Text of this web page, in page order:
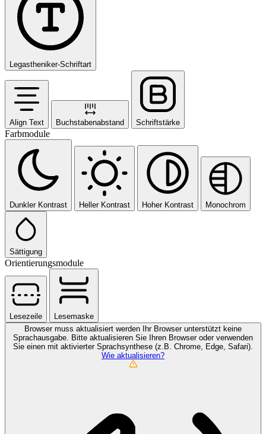
Legastheniker-Schriftart
Align Text Buchstabenabstand Schriftstärke
Farbmodule
Dunkler Kontrast Heller Kontrast Hoher Kontrast Monochrom
Sättigung
Orientierungsmodule
Lesezeile
Lesemaske
Browser muss aktualisiert werden
Ihr Browser unterstützt keine
Sprachausgabe. Bitte aktualisieren Sie Ihren Browser oder verwenden
Sie einen mit aktivierter Sprachsynthese (z.B. Chrome, Edge, Safari).
Wie aktualisieren?